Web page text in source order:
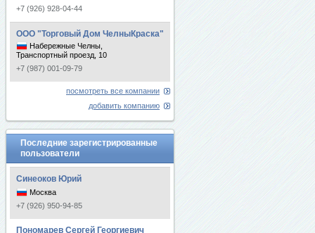
+7 (926) 928-04-44
ООО "Торговый Дом ЧелныКраска"
Набережные Челны,
Транспортный проезд, 10
+7 (987) 001-09-79
посмотреть все компании
добавить компанию
Последние зарегистрированные
пользователи
Синеоков Юрий
Москва
+7 (926) 950-94-85
Пономарев Сергей Георгиевич